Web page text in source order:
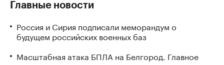
Главные новости
Россия и Сирия подписали меморандум о
будущем российских военных баз
Масштабная атака БПЛА на Белгород. Главное